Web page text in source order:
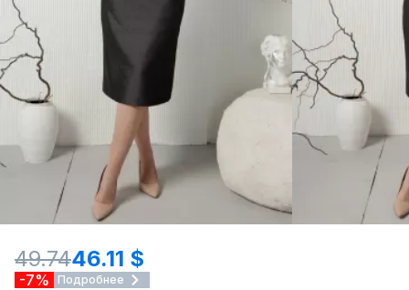
49.7446.11 $
-7% Подробнее